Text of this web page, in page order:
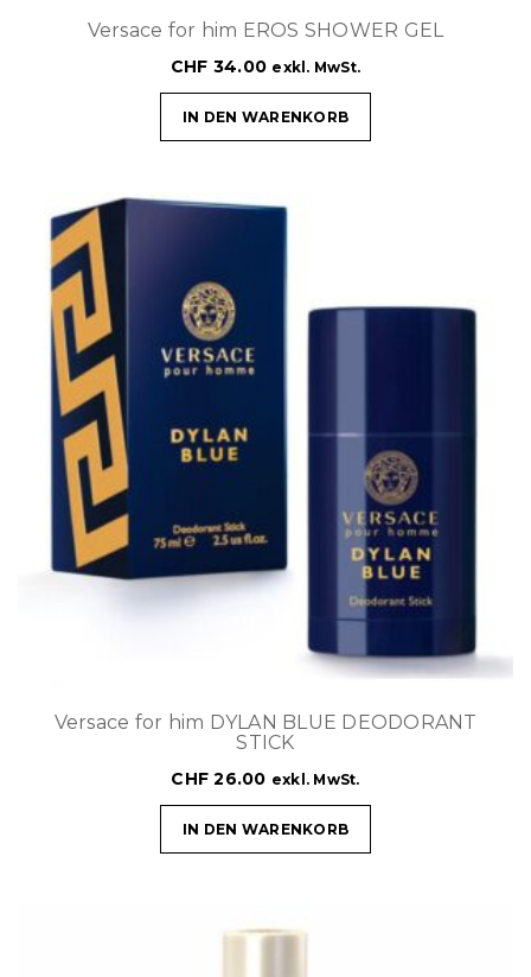
Versace for him EROS SHOWER GEL
CHF 34.00 exkl. MwSt.
IN DEN WARENKORB
Versace for him DYLAN BLUE DEODORANT
STICK
CHF 26.00 exkl. MwSt.
IN DEN WARENKORB